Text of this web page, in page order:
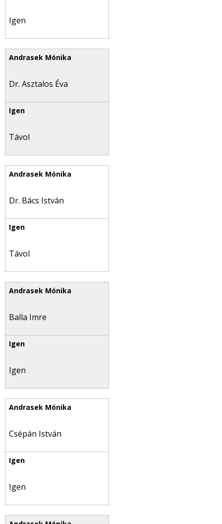
Igen
Dr. Asztalos Éva
Távol
Dr. Bács István
Távol
Balla Imre
Igen
Csépán István
Igen